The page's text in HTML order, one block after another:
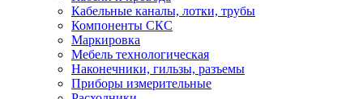
Кабельные каналы, лотки, трубы
Компоненты СКС
Маркировка
Мебель технологическая
Наконечники, гильзы, разъемы
Приборы измерительные